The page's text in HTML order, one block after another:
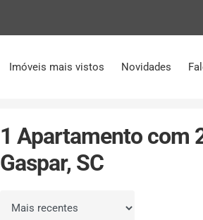
Imóveis mais vistos Novidades
1 Apartamento com
Gaspar, SC
Ordenar por